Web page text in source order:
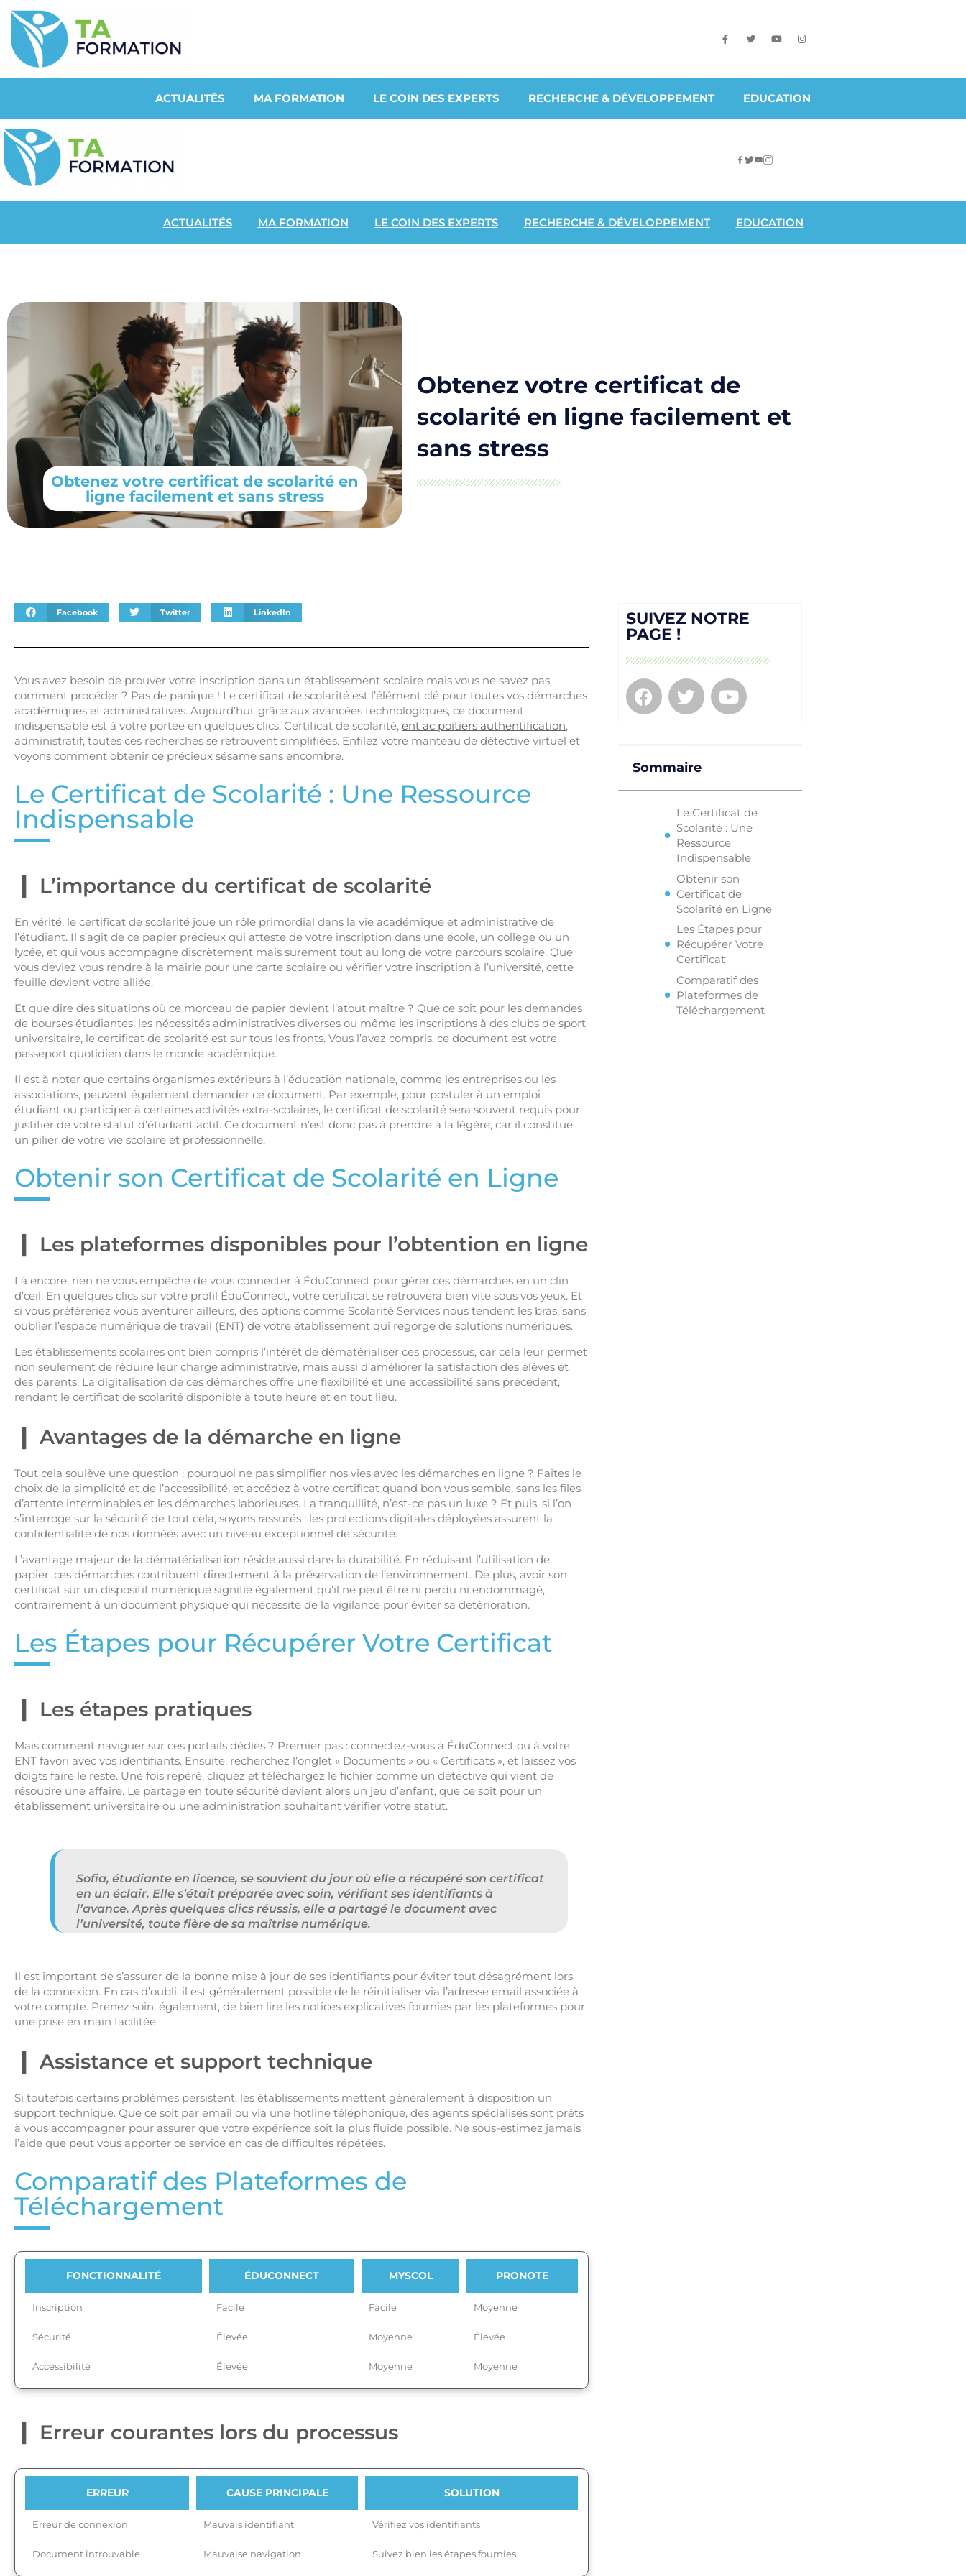
ACTUALITÉS MA FORMATION LE COIN DES EXPERTS RECHERCHE & DÉVELOPPEMENT EDUCATION
ACTUALITÉS MA FORMATION LE COIN DES EXPERTS RECHERCHE & DÉVELOPPEMENT EDUCATION
Obtenez votre certificat de scolarité en
ligne facilement et sans stress
Obtenez votre certificat de
scolarité en ligne facilement et
sans stress
Facebook Twitter LinkedIn
Vous avez besoin de prouver votre inscription dans un établissement scolaire mais vous ne savez pas
comment procéder ? Pas de panique ! Le certificat de scolarité est l’élément clé pour toutes vos démarches
académiques et administratives. Aujourd’hui, grâce aux avancées technologiques, ce document
indispensable est à votre portée en quelques clics. Certificat de scolarité, ent ac poitiers authentification,
administratif, toutes ces recherches se retrouvent simplifiées. Enfilez votre manteau de détective virtuel et
voyons comment obtenir ce précieux sésame sans encombre.
Le Certificat de Scolarité : Une Ressource
Indispensable
L’importance du certificat de scolarité
En vérité, le certificat de scolarité joue un rôle primordial dans la vie académique et administrative de
l’étudiant. Il s’agit de ce papier précieux qui atteste de votre inscription dans une école, un collège ou un
lycée, et qui vous accompagne discrètement mais surement tout au long de votre parcours scolaire. Que
vous deviez vous rendre à la mairie pour une carte scolaire ou vérifier votre inscription à l’université, cette
feuille devient votre alliée.
Et que dire des situations où ce morceau de papier devient l’atout maître ? Que ce soit pour les demandes
de bourses étudiantes, les nécessités administratives diverses ou même les inscriptions à des clubs de sport
universitaire, le certificat de scolarité est sur tous les fronts. Vous l’avez compris, ce document est votre
passeport quotidien dans le monde académique.
Il est à noter que certains organismes extérieurs à l’éducation nationale, comme les entreprises ou les
associations, peuvent également demander ce document. Par exemple, pour postuler à un emploi
étudiant ou participer à certaines activités extra-scolaires, le certificat de scolarité sera souvent requis pour
justifier de votre statut d’étudiant actif. Ce document n’est donc pas à prendre à la légère, car il constitue
un pilier de votre vie scolaire et professionnelle.
Obtenir son Certificat de Scolarité en Ligne
Les plateformes disponibles pour l’obtention en ligne
Là encore, rien ne vous empêche de vous connecter à ÉduConnect pour gérer ces démarches en un clin
d’œil. En quelques clics sur votre profil ÉduConnect, votre certificat se retrouvera bien vite sous vos yeux. Et
si vous préféreriez vous aventurer ailleurs, des options comme Scolarité Services nous tendent les bras, sans
oublier l’espace numérique de travail (ENT) de votre établissement qui regorge de solutions numériques.
Les établissements scolaires ont bien compris l’intérêt de dématérialiser ces processus, car cela leur permet
non seulement de réduire leur charge administrative, mais aussi d’améliorer la satisfaction des élèves et
des parents. La digitalisation de ces démarches offre une flexibilité et une accessibilité sans précédent,
rendant le certificat de scolarité disponible à toute heure et en tout lieu.
Avantages de la démarche en ligne
Tout cela soulève une question : pourquoi ne pas simplifier nos vies avec les démarches en ligne ? Faites le
choix de la simplicité et de l’accessibilité, et accédez à votre certificat quand bon vous semble, sans les files
d’attente interminables et les démarches laborieuses. La tranquillité, n’est-ce pas un luxe ? Et puis, si l’on
s’interroge sur la sécurité de tout cela, soyons rassurés : les protections digitales déployées assurent la
confidentialité de nos données avec un niveau exceptionnel de sécurité.
L’avantage majeur de la dématérialisation réside aussi dans la durabilité. En réduisant l’utilisation de
papier, ces démarches contribuent directement à la préservation de l’environnement. De plus, avoir son
certificat sur un dispositif numérique signifie également qu’il ne peut être ni perdu ni endommagé,
contrairement à un document physique qui nécessite de la vigilance pour éviter sa détérioration.
Les Étapes pour Récupérer Votre Certificat
Les étapes pratiques
Mais comment naviguer sur ces portails dédiés ? Premier pas : connectez-vous à ÉduConnect ou à votre
ENT favori avec vos identifiants. Ensuite, recherchez l’onglet « Documents » ou « Certificats », et laissez vos
doigts faire le reste. Une fois repéré, cliquez et téléchargez le fichier comme un détective qui vient de
résoudre une affaire. Le partage en toute sécurité devient alors un jeu d’enfant, que ce soit pour un
établissement universitaire ou une administration souhaitant vérifier votre statut.
Sofia, étudiante en licence, se souvient du jour où elle a récupéré son certificat
en un éclair. Elle s’était préparée avec soin, vérifiant ses identifiants à
l’avance. Après quelques clics réussis, elle a partagé le document avec
l’université, toute fière de sa maîtrise numérique.
Il est important de s’assurer de la bonne mise à jour de ses identifiants pour éviter tout désagrément lors
de la connexion. En cas d’oubli, il est généralement possible de le réinitialiser via l’adresse email associée à
votre compte. Prenez soin, également, de bien lire les notices explicatives fournies par les plateformes pour
une prise en main facilitée.
Assistance et support technique
Si toutefois certains problèmes persistent, les établissements mettent généralement à disposition un
support technique. Que ce soit par email ou via une hotline téléphonique, des agents spécialisés sont prêts
à vous accompagner pour assurer que votre expérience soit la plus fluide possible. Ne sous-estimez jamais
l’aide que peut vous apporter ce service en cas de difficultés répétées.
Comparatif des Plateformes de
Téléchargement
FONCTIONNALITÉ ÉDUCONNECT MYSCOL PRONOTE
Inscription Facile Facile Moyenne
Sécurité Élevée Moyenne Élevée
Accessibilité Élevée Moyenne Moyenne
Erreur courantes lors du processus
ERREUR CAUSE PRINCIPALE SOLUTION
Erreur de connexion Mauvais identifiant Vérifiez vos identifiants
Document introuvable Mauvaise navigation Suivez bien les étapes fournies
SUIVEZ NOTRE
PAGE !
Sommaire
Le Certificat de
Scolarité : Une
Ressource
Indispensable
Obtenir son
Certificat de
Scolarité en Ligne
Les Étapes pour
Récupérer Votre
Certificat
Comparatif des
Plateformes de
Téléchargement